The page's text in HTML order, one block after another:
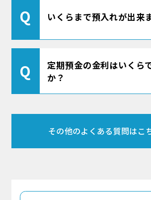
上記以外
翌営
月・6ヵ月・1年・3年・5年
いくらまで預入れが出来
「100円以上1,000万円未満
1,000万円以上の預入れをご
は、大変お手数ではござい
定期預金の金利はいくら
か？
詳しくは「預金金利一覧」
い。
その他のよくある質問はこ